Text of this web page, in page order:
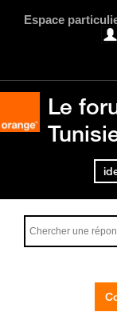
Espace
Le